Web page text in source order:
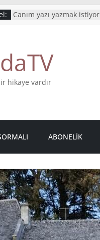
Canım yazı yazmak istiyor
Mutluluktan ağlıyorum
Bu hikaye boyumdan uzun
hikaye vardır
ABONELIK